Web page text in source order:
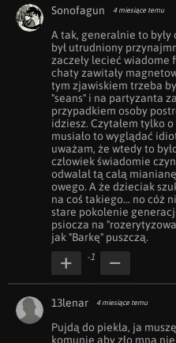
Sonofagun 4 miesiące temu
A tak, generalnie to
był utrudniony
zaczeły lecieć
chaty zawitały
tym zjawiskiem trzeba
"seans" i na partyzanta
przypadkiem osoby
idziesz. Czytałem tylko
musiało to wyglądać
uważam, że wtedy to
człowiek świadomie
odwalał tą całą
owego. A że dzieciak
na coś takiego... no cóż
stare pokolenie
psiocza na
jak "Barkę" puszczą.
-1
13lenar 4 miesiące temu
Pujdą do piekła, ja
komunię aby zło mną nie